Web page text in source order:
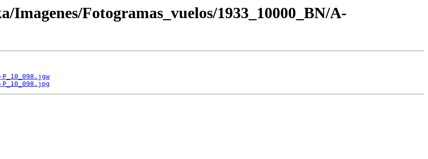
Imagenes/Fotogramas_vuelos/1933_10000_BN/A-
P_10_098.jgw
P_10_098.jpg